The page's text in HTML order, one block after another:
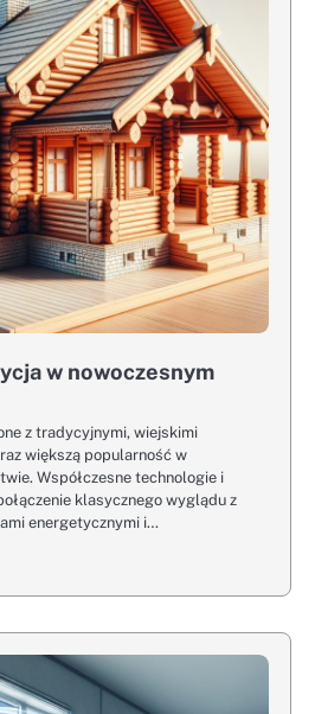
w nowoczesnym
z tradycyjnymi, wiejskimi
większą popularność w
Współczesne technologie i
klasycznego wyglądu z
energetycznymi i…